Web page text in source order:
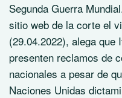
Segunda Guerra
sitio web de la corte el
(29.04.2022), alega que
presenten reclamos de
nacionales a pesar de
Naciones Unidas